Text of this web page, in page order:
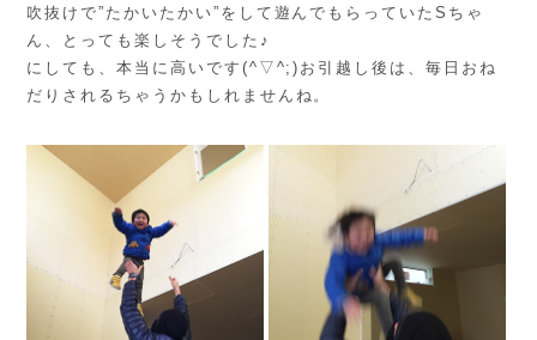
吹抜けで”たかいたかい”をして遊んでもらっていたSちゃ
ん、とっても楽しそうでした♪
にしても、本当に高いです(^▽^;)お引越し後は、毎日おね
だりされるちゃうかもしれませんね。